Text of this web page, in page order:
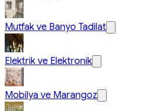
Mutfak ve Banyo Tadilat
Elektrik ve Elektronik
Mobilya ve Marangoz